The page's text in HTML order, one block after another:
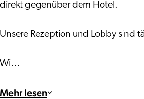
direkt gegenüber dem Hotel.
Unsere Rezeption und Lobby sind
Wi…
Mehr lesen